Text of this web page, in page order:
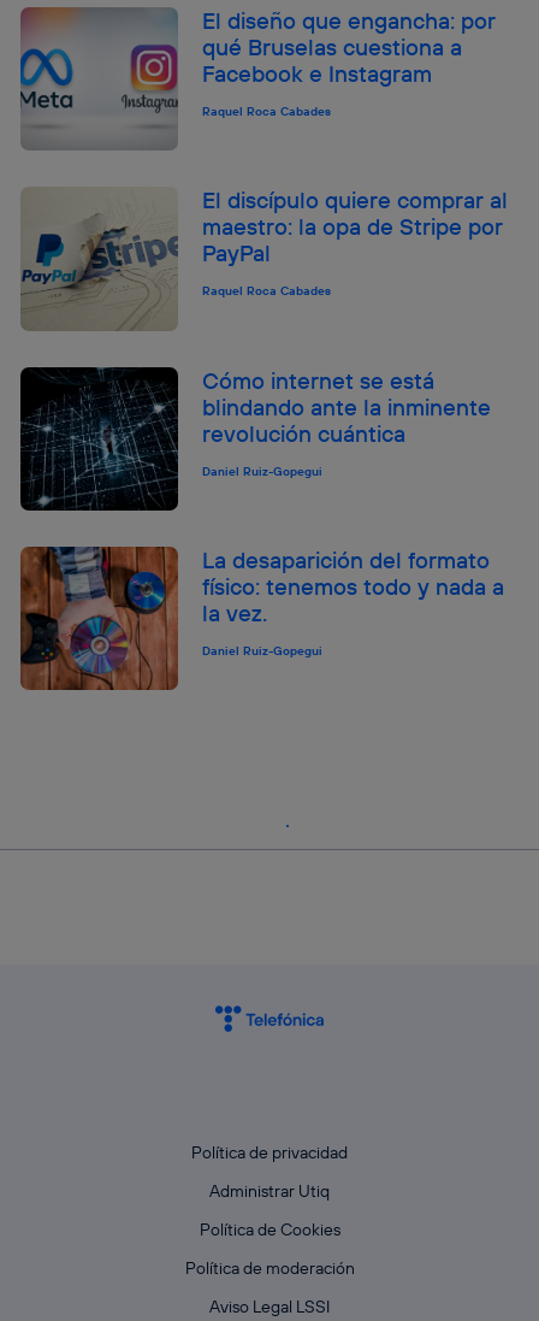
El diseño que engancha: por
qué Bruselas cuestiona a
Facebook e Instagram
Raquel Roca Cabades
El discípulo quiere comprar al
maestro: la opa de Stripe por
PayPal
Raquel Roca Cabades
Cómo internet se está
blindando ante la inminente
revolución cuántica
Daniel Ruiz-Gopegui
La desaparición del formato
físico: tenemos todo y nada a
la vez.
Daniel Ruiz-Gopegui
Política de privacidad
Administrar Utiq
Política de Cookies
Política de moderación
Aviso Legal LSSI